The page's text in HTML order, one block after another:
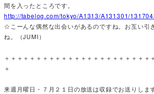
間を入ったところです。
http://tabelog.com/tokyo/A1313/A131301/
☆こーんな偶然な出会いがあるのですね。お互い引
ね。（JUMI）
＋＋＋＋＋＋＋＋＋＋＋＋＋＋＋＋＋＋＋＋＋＋＋
＋
来週月曜日・７月２１日の放送は収録でお送りしま